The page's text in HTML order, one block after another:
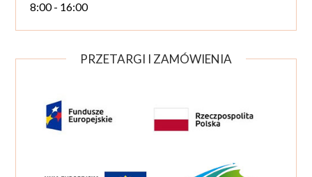
8:00 - 16:00
PRZETARGI I ZAMÓWIENIA